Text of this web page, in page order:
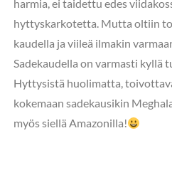
harmia, ei taidettu edes
hyttyskarkotetta. Mutta oltiin
kaudella ja viileä ilmakin
Sadekaudella on varmasti kyllä
Hyttysistä huolimatta,
kokemaan sadekausikin
myös siellä Amazonilla!